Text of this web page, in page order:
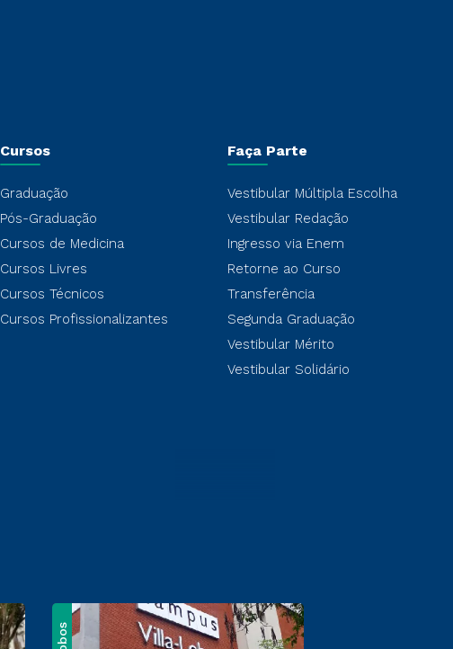
Cursos
Graduação
Pós-Graduação
Cursos de Medicina
Cursos Livres
Cursos Técnicos
Cursos Profissionalizantes
Faça Parte
Vestibular Múltipla Escolha
Vestibular Redação
Ingresso via Enem
Retorne ao Curso
Transferência
Segunda Graduação
Vestibular Mérito
Vestibular Solidário